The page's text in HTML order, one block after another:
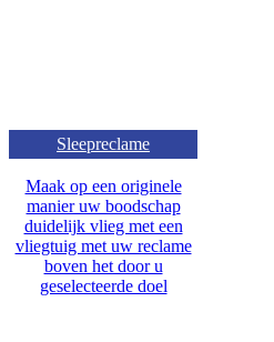
Sleepreclame
Maak op een originele
manier uw boodschap
duidelijk vlieg met een
vliegtuig met uw reclame
boven het door u
geselecteerde doel